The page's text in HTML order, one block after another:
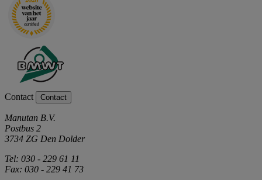
Contact Contact
Manutan B.V.
Postbus 2
3734 ZG Den Dolder
Tel: 030 - 229 61 11
Fax: 030 - 229 41 73